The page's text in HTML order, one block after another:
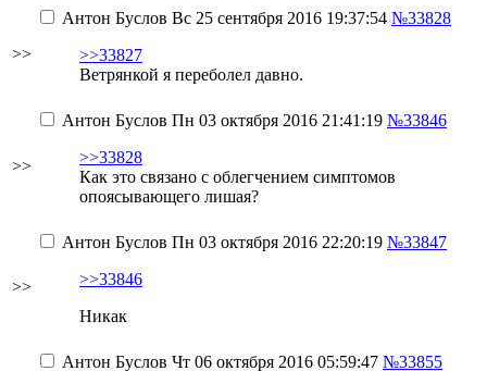
>>
Антон Буслов Вс 25 сентября 2016 19:37:54 №33828
>>33827
Ветрянкой я переболел давно.
>>
Антон Буслов Пн 03 октября 2016 21:41:19 №33846
>>33828
Как это связано с облегчением симптомов
опоясывающего лишая?
>>
Антон Буслов Пн 03 октября 2016 22:20:19 №33847
>>33846
Никак
Антон Буслов Чт 06 октября 2016 05:59:47 №33855